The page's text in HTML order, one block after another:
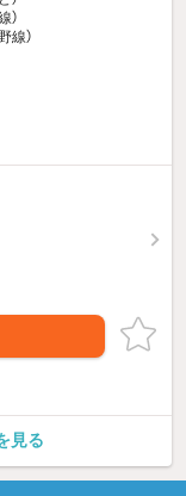
）
線）
見る